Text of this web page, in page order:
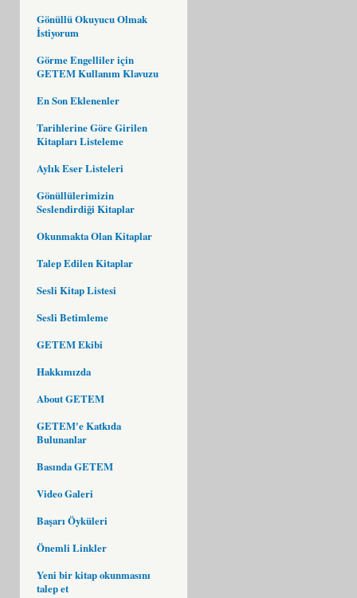
Gönüllü Okuyucu Olmak
İstiyorum
Görme Engelliler için
GETEM Kullanım Klavuzu
En Son Eklenenler
Tarihlerine Göre Girilen
Kitapları Listeleme
Aylık Eser Listeleri
Gönüllülerimizin
Seslendirdiği Kitaplar
Okunmakta Olan Kitaplar
Talep Edilen Kitaplar
Sesli Kitap Listesi
Sesli Betimleme
GETEM Ekibi
Hakkımızda
About GETEM
GETEM'e Katkıda
Bulunanlar
Basında GETEM
Video Galeri
Başarı Öyküleri
Önemli Linkler
Yeni bir kitap okunmasını
talep et